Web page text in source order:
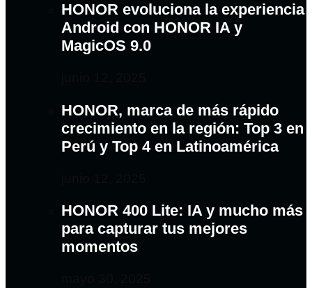
HONOR evoluciona la experiencia
Android con HONOR IA y
MagicOS 9.0
HONOR, marca de más rápido
crecimiento en la región: Top 3 en
Perú y Top 4 en Latinoamérica
HONOR 400 Lite: IA y mucho más
para capturar tus mejores
momentos